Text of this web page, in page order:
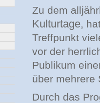
Zu dem
Kulturtage,
Treffpunkt
vor der
Publikum
über mehrere
Durch das